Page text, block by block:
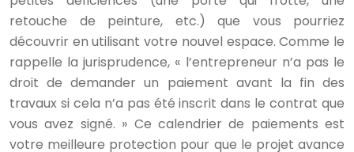
retouche de peinture, etc.) que vous pourriez
découvrir en utilisant votre nouvel espace. Comme le
rappelle la jurisprudence, « l’entrepreneur n’a pas le
droit de demander un paiement avant la fin des
travaux si cela n’a pas été inscrit dans le contrat que
vous avez signé. » Ce calendrier de paiements est
votre meilleure protection pour que le projet avance